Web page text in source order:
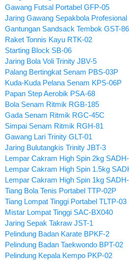
Gawang Futsal Portabel GFP-05
Jaring Gawang Sepakbola Profesional
Gantungan Sandsack Tembok GST-86
Raket Tonnis Kayu RTK-02
Starting Block SB-06
Jaring Bola Voli Trinity JBV-5
Palang Bertingkat Senam PBS-03P
Kuda-Kuda Pelana Senam KPS-06P
Papan Step Aerobik PSA-68
Bola Senam Ritmik RGB-185
Gada Senam Ritmik RGC-45C
Simpai Senam Ritmik RGH-81
Gawang Lari Trinity GLT-01
Jaring Bulutangkis Trinity JBT-3
Lempar Cakram High Spin 2kg
Lempar Cakram High Spin 1.5kg
Lempar Cakram High Spin 1kg
Tiang Bola Tenis Portabel TTP-02P
Tiang Lompat Tinggi Portabel TLTP-03
Mistar Lompat Tinggi SAC-BX040
Jaring Sepak Takraw JST-1
Pelindung Badan Karate BPKF-2
Pelindung Badan Taekwondo BPT-02
Pelindung Kepala Kempo PKP-02